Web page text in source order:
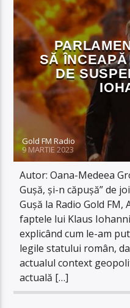
SĂ
DE
Gold FM Radio
9 MARTIE 2023
Autor: Oana-Medeea
Gușă, și-n căpușă” de
Gușă la Radio Gold
faptele lui Klaus
explicând cum le-am
legile statului român,
actualul context
actuală […]